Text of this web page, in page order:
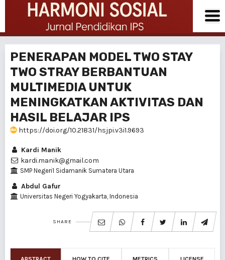
PENERAPAN MODEL TWO STAY
TWO STRAY BERBANTUAN
MULTIMEDIA UNTUK
MENINGKATKAN AKTIVITAS DAN
HASIL BELAJAR IPS
https://doi.org/10.21831/hsjpi.v3i1.9693
Kardi Manik
kardi.manik@gmail.com
SMP Negeri1 Sidamanik Sumatera Utara
Abdul Gafur
Universitas Negeri Yogyakarta, Indonesia
SHARE